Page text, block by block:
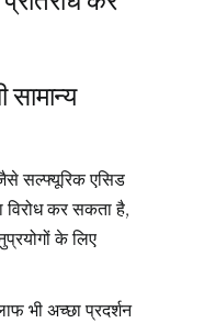
सामान्य
सल्फ्यूरिक एसिड
विरोध कर सकता है,
के लिए
भी अच्छा प्रदर्शन